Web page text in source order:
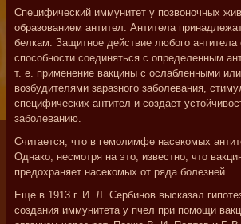
Специфический иммунитет у позвоночных
образованием антител. Антитела
белкам. Защитное действие любого антитела
способности соединяться с определенным
т. е. применение вакцины с ослабленными
возбудителями заразного заболевания,
специфических антител и создает
заболеванию.
Считается, что в гемолимфе насекомых
Однако, несмотря на это, известно, что
предохраняет насекомых от ряда болезней.
Еще в 1913 г. И. Л. Сербинов высказал
создания иммунитета у пчел при помощи